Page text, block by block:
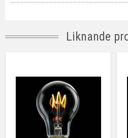
Lumen
120 lm
25000 tim
Ja
Färgåtergivning (RA)
Spänning Ljuskälla
Tillverkare
Liknande